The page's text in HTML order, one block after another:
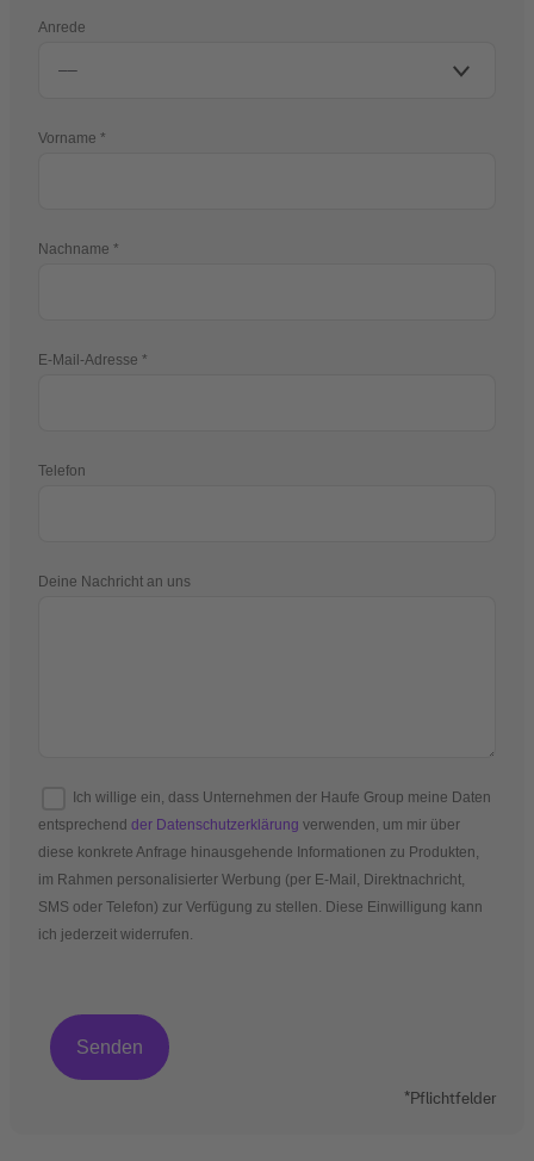
Anrede
Vorname
Nachname
E-Mail-Adresse
Telefon
Deine Nachricht an uns
Ich willige ein, dass Unternehmen der Haufe Group meine Daten
entsprechend der Datenschutzerklärung verwenden, um mir über
diese konkrete Anfrage hinausgehende Informationen zu Produkten,
im Rahmen personalisierter Werbung (per E-Mail, Direktnachricht,
SMS oder Telefon) zur Verfügung zu stellen. Diese Einwilligung kann
ich jederzeit widerrufen.
*Pflichtfelder